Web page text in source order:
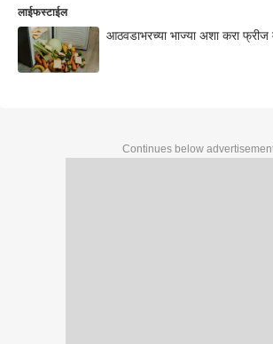
लाईफस्टाईल
आठवडाभरच्या भाज्या अशा करा फ्रीज
Continues below